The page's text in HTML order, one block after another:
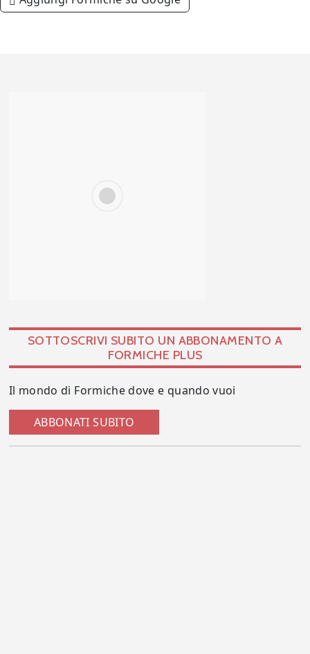
SOTTOSCRIVI SUBITO UN ABBONAMENTO A
FORMICHE PLUS
Il mondo di Formiche dove e quando vuoi
ABBONATI SUBITO